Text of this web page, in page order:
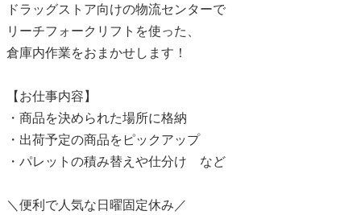
ドラッグストア向けの物流センターで
リーチフォークリフトを使った、
倉庫内作業をおまかせします！
【お仕事内容】
・商品を決められた場所に格納
・出荷予定の商品をピックアップ
・パレットの積み替えや仕分け など
＼便利で人気な日曜固定休み／